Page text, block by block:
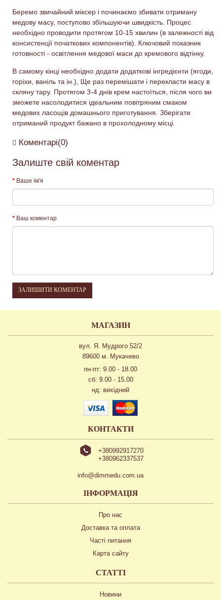
Беремо звичайний міксер і починаємо збивати отриману
медову масу, поступово збільшуючи швидкість. Процес
необхідно проводити протягом 10-15 хвилин (в залежності від
консистенції початкових компонентів). Ключовий показник
готовності - освітлення медової маси до кремового відтінку.
В самому кінці необхідно додати додаткові інгредієнти (ягоди,
горіхи, ваніль та ін.), Ще раз перемішати і перекласти масу в
скляну тару. Протягом 3-4 днів крем настоїться, після чого ви
зможете насолодитися ідеальним повітряним смаком
медових ласощів домашнього приготування. Зберігати
отриманий продукт бажано в прохолодному місці.
Коментарі(0)
Залиште свій коментар
Ваше ім'я
Ваш коментар
ЗАЛИШИТИ КОМЕНТАР
МАГАЗИН
вул. Я. Мудрого 52/2
89600 м. Мукачево
пн-пт: 9.00 - 18.00
сб: 9.00 - 15.00
нд: вихідний
КОНТАКТИ
+380992917270
+380962337537
info@dimmedu.com.ua
ІНФОРМАЦІЯ
Про нас
Доставка та оплата
Часті питання
Карта сайту
СТАТТІ
Новини